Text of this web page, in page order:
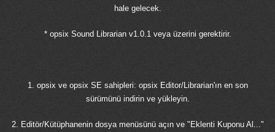
hale gelecek.
* opsix Sound Librarian v1.0.1 veya üzerini gerektirir.
1. opsix ve opsix SE sahipleri: opsix Editor/Librarian'ın en son
sürümünü indirin ve yükleyin.
2. Editör/Kütüphanenin dosya menüsünü açın ve "Eklenti Kuponu Al..."